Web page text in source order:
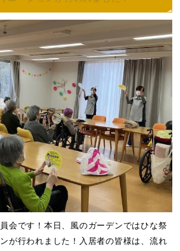
会です！本日、風のガーデンではひな祭
が行われました！入居者の皆様は、流れ